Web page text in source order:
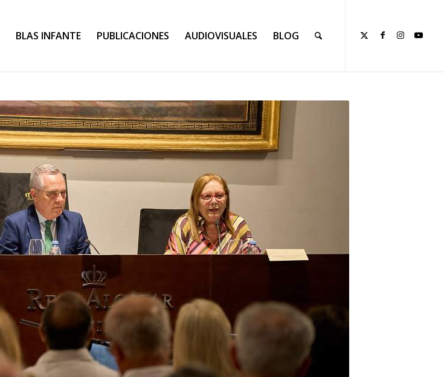
BLAS INFANTE PUBLICACIONES AUDIOVISUALES BLOG